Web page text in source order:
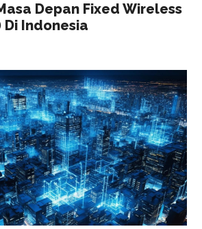
Depan Fixed Wireless
Di Indonesia